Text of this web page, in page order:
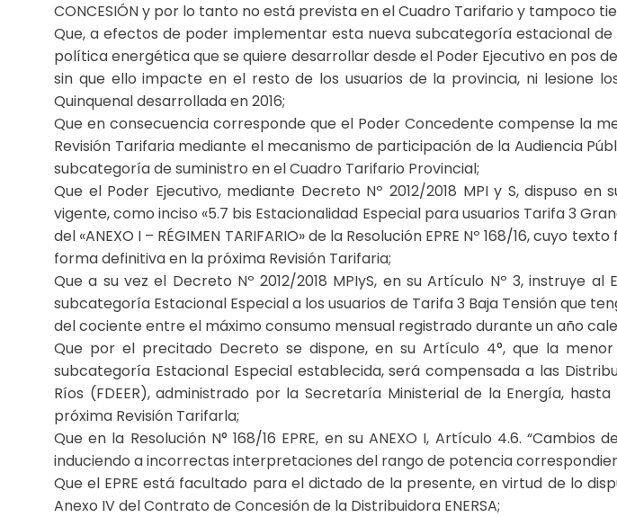
CONCESIÓN y por lo tanto no está prevista en el Cuadro Tarifario y tampoco
Que, a efectos de poder implementar esta nueva subcategoría estacional
política energética que se quiere desarrollar desde el Poder Ejecutivo en pos
sin que ello impacte en el resto de los usuarios de la provincia, ni lesione
Quinquenal desarrollada en 2016;
Que en consecuencia corresponde que el Poder Concedente compense la
Revisión Tarifaria mediante el mecanismo de participación de la Audiencia
subcategoría de suministro en el Cuadro Tarifario Provincial;
Que el Poder Ejecutivo, mediante Decreto Nº 2012/2018 MPI y S, dispuso
vigente, como inciso «5.7 bis Estacionalidad Especial para usuarios Tarifa 3
del «ANEXO I – RÉGIMEN TARIFARIO» de la Resolución EPRE Nº 168/16,
forma definitiva en la próxima Revisión Tarifaria;
Que a su vez el Decreto Nº 2012/2018 MPIyS, en su Artículo Nº 3, instruye al
subcategoría Estacional Especial a los usuarios de Tarifa 3 Baja Tensión que
del cociente entre el máximo consumo mensual registrado durante un año
Que por el precitado Decreto se dispone, en su Artículo 4°, que la
subcategoría Estacional Especial establecida, será compensada a las
Ríos (FDEER), administrado por la Secretaría Ministerial de la Energía,
próxima Revisión Tarifarla;
Que en la Resolución N° 168/16 EPRE, en su ANEXO I, Artículo 4.6.
induciendo a incorrectas interpretaciones del rango de potencia
Que el EPRE está facultado para el dictado de la presente, en virtud de lo
Anexo IV del Contrato de Concesión de la Distribuidora ENERSA;